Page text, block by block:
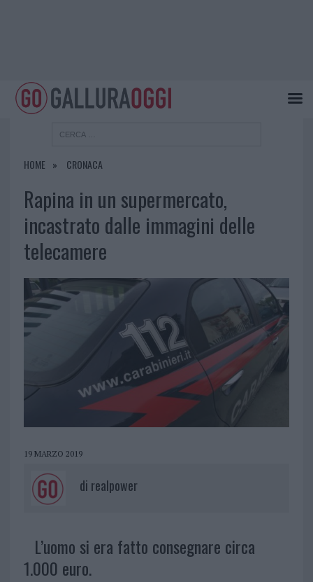
HOME CRONACA
Rapina in un supermercato,
incastrato dalle immagini delle
telecamere
19 MARZO 2019
di realpower
L’uomo si era fatto consegnare circa
1.000 euro.